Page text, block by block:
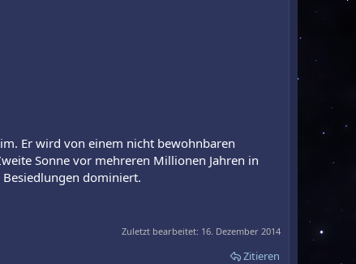
Er wird von einem nicht bewohnbaren
Sonne vor mehreren Millionen Jahren in
Besiedlungen dominiert.
Zuletzt bearbeitet: 16. Dezember 2014
Zitieren